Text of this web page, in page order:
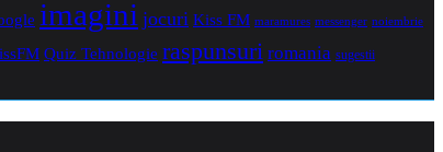
imagini jocuri Kiss FM maramures messenger noiembrie
Quiz Tehnologie raspunsuri romania sugestii